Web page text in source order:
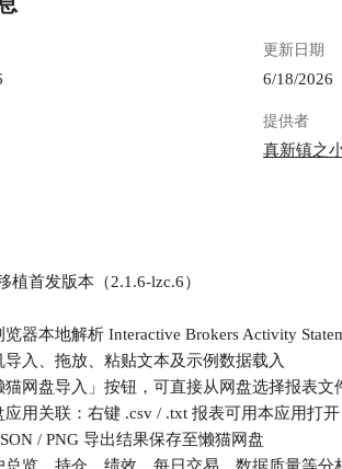
更新日期
6/18/2026
提供者
真新镇之
植首发版本（2.1.6-lzc.6）
器本地解析 Interactive Brokers Activity
导入、拖放、粘贴文本及示例数据载入
猫网盘导入」按钮，可直接从网盘选择报表文
应用关联：右键 .csv / .txt 报表可用本应用打开
/ PNG 导出结果保存至懒猫网盘